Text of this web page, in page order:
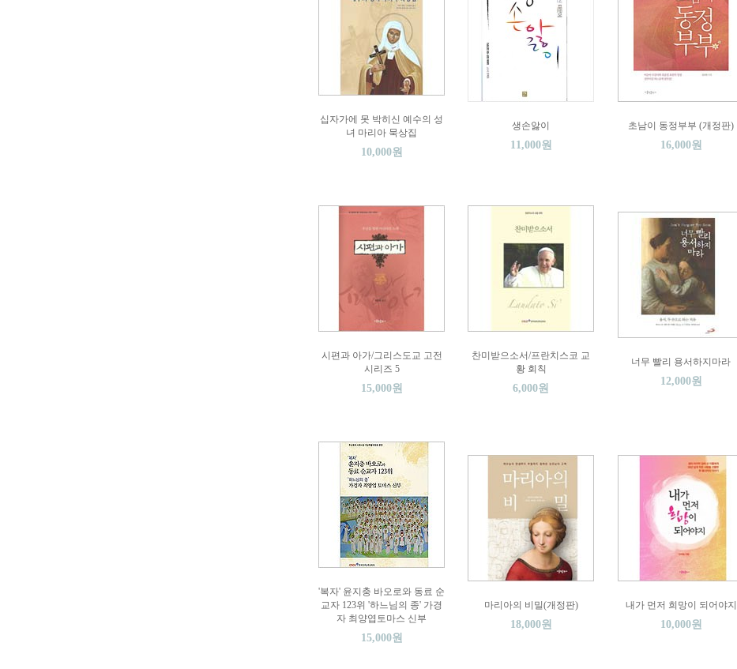
십자가에 못 박히신 예수의 성
녀 마리아 묵상집
10,000원
생손앓이
11,000원
초남이 동정부부 (개정판)
16,000원
시편과 아가/그리스도교 고전
시리즈 5
15,000원
찬미받으소서/프란치스코 교
황 회칙
6,000원
너무 빨리 용서하지마라
12,000원
'복자' 윤지충 바오로와 동료 순
교자 123위 '하느님의 종' 가경
자 최양엽토마스 신부
15,000원
마리아의 비밀(개정판)
18,000원
내가 먼저 희망이 되어야지
10,000원